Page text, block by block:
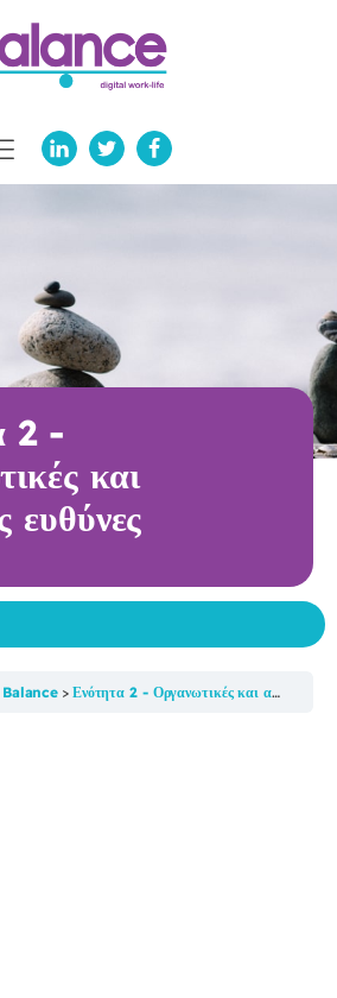
2 -
και
ευθύνες
Balance Ενότητα 2 - Οργανωτικές και ατομικές ευθύνες